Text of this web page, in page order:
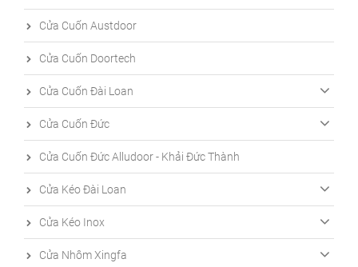
Cửa Cuốn Austdoor
Cửa Cuốn Doortech
Cửa Cuốn Đài Loan
Cửa Cuốn Đức
Cửa Cuốn Đức Alludoor - Khải Đức Thành
Cửa Kéo Đài Loan
Cửa Kéo Inox
Cửa Nhôm Xingfa